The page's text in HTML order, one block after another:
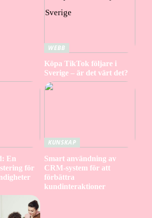
WEBB
Köpa TikTok följare i
Sverige – är det värt det?
En
för
KUNSKAP
Smart användning av
CRM-system för att
förbättra
kundinteraktioner